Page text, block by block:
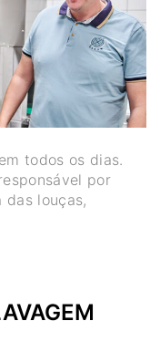
todos os dias.
por
louças,